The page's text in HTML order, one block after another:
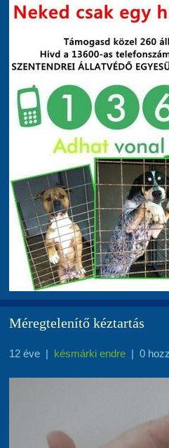
Méregtelenítő kéztartás
12 éve | késmárki endre | 0